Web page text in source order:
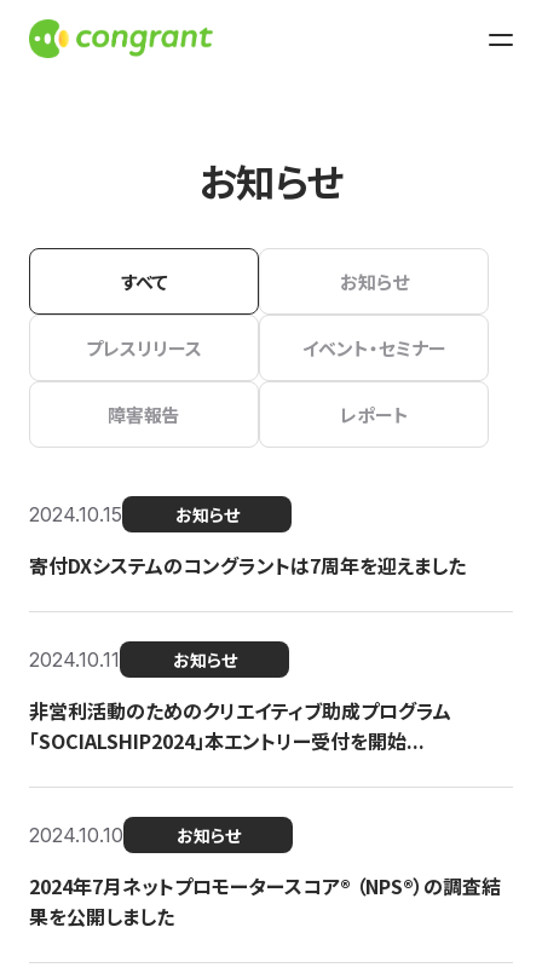
お知らせ
すべて お知らせ
プレスリリース イベント・セミナー
障害報告 レポート
2024.10.15 お知らせ
寄付DXシステムのコングラントは7周年を迎えました
2024.10.11 お知らせ
非営利活動のためのクリエイティブ助成プログラム
「SOCIALSHIP2024」本エントリー受付を開始...
2024.10.10 お知らせ
2024年7月ネットプロモータースコア®︎ （NPS®︎）の調査結
果を公開しました